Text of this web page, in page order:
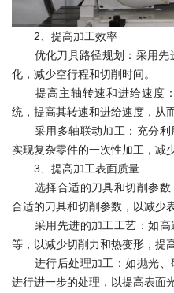
2、提高加工效率
优化刀具路径规划：采用先
化，减少空行程和切削时间。
提高主轴转速和进给速度：
统，提高其转速和进给速度，从
采用多轴联动加工：充分利
实现复杂零件的一次性加工，减
3、提高加工表面质量
选择合适的刀具和切削参数
合适的刀具和切削参数，以减少
采用先进的加工工艺：如高
等，以减少切削力和热变形，提
进行后处理加工：如抛光、
进行进一步的处理，以提高表面